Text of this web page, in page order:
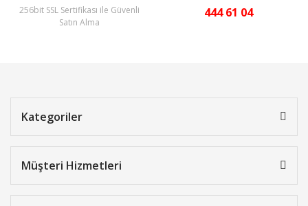
256bit SSL Sertifikası ile Güvenli
Satın Alma
444 61 04
Kategoriler
Müşteri Hizmetleri